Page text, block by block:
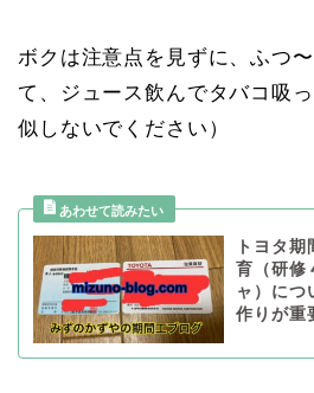
ボクは注意点を見ずに、ふつ
て、ジュース飲んでタバコ吸
似しないでください）
トヨタ
育（研修
ャ）につ
作りが重